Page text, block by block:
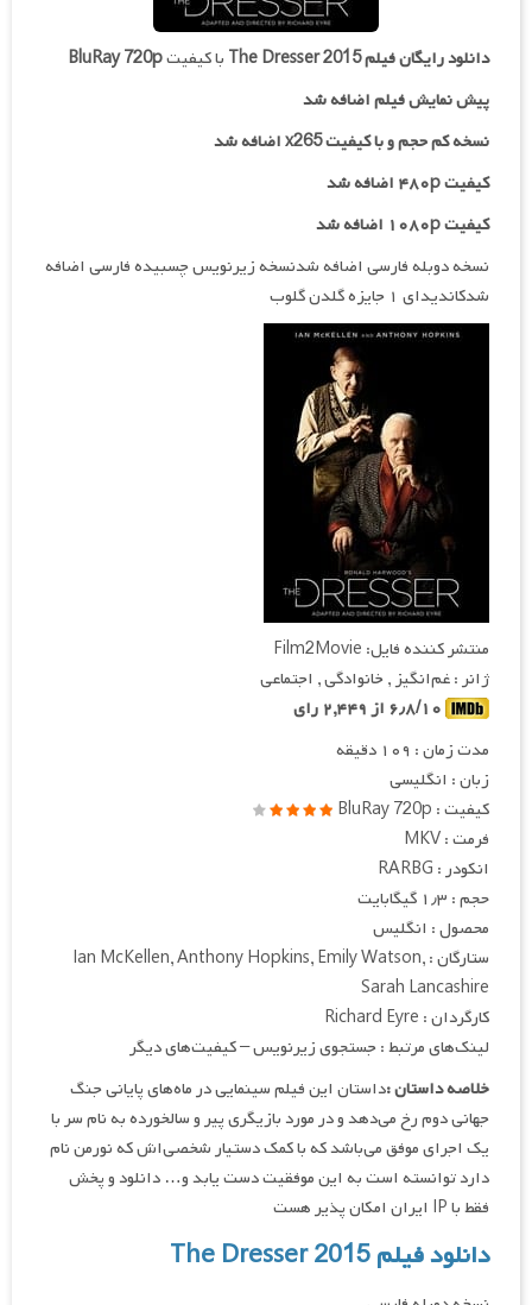
دانلود رایگان فیلمThe Dresser 2015 با کیفیتBluRay 720p
پیش نمایش فیلم اضافه شد
نسخه کم حجم و با کیفیت x265 اضافه شد
کیفیت ۴۸۰p اضافه شد
کیفیت ۱۰۸۰p اضافه شد
نسخه دوبله فارسی اضافه شدنسخه زیرنویس چسبیده فارسی اضافه
شدکاندیدای ۱ جایزه گلدن گلوب
منتشر کننده فایل: Film2Movie
ژانر : غم‌انگیز , خانوادگی , اجتماعی
مدت زمان : ۱۰۹ دقیقه
زبان : انگلیسی
کیفیت : BluRay 720p
فرمت : MKV
انکودر : RARBG
حجم : ۱٫۳ گیگابایت
محصول : انگلیس
ستارگان : Ian McKellen, Anthony Hopkins, Emily Watson,
Sarah Lancashire
کارگردان : Richard Eyre
لینک‌های مرتبط : جستجوی زیرنویس – کیفیت‌های دیگر
خلاصه داستان :داستان این فیلم سینمایی در ماه‌های پایانی جنگ
جهانی دوم رخ می‌دهد و در مورد بازیگری پیر و سالخورده به نام سر با
یک اجرای موفق می‌باشد که با کمک دستیار شخصی‌اش که نورمن نام
دارد توانسته است به این موفقیت دست یابد و… دانلود و پخش
فقط با IP ایران امکان پذیر هست
دانلود فیلم The Dresser 2015